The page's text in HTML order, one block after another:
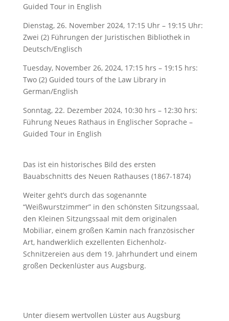
Guided Tour in English
Dienstag, 26. November 2024, 17:15 Uhr – 19:15 Uhr:
Zwei (2) Führungen der Juristischen Bibliothek in
Deutsch/Englisch
Tuesday, November 26, 2024, 17:15 hrs – 19:15 hrs:
Two (2) Guided tours of the Law Library in
German/English
Sonntag, 22. Dezember 2024, 10:30 hrs – 12:30 hrs:
Führung Neues Rathaus in Englischer Soprache –
Guided Tour in English
Das ist ein historisches Bild des ersten
Bauabschnitts des Neuen Rathauses (1867-1874)
Weiter geht’s durch das sogenannte
“Weißwurstzimmer” in den schönsten Sitzungssaal,
den Kleinen Sitzungssaal mit dem originalen
Mobiliar, einem großen Kamin nach französischer
Art, handwerklich exzellenten Eichenholz-
Schnitzereien aus dem 19. Jahrhundert und einem
großen Deckenlüster aus Augsburg.
Unter diesem wertvollen Lüster aus Augsburg